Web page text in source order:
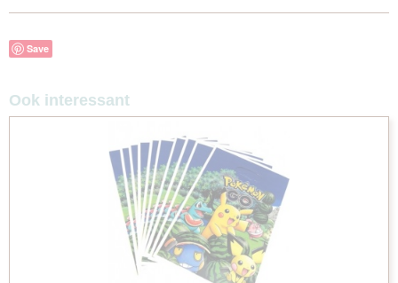
Save
Ook interessant